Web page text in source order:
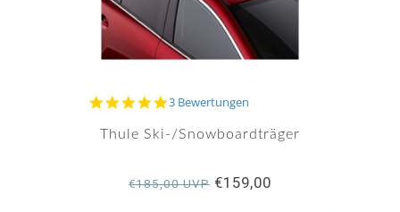
5.0
rating
3 Bewertungen
Thule Ski-/Snowboardträger
€185,00 UVP €159,00